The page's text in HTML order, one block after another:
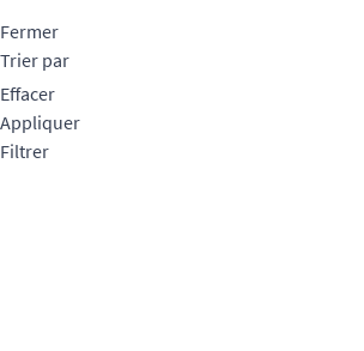
Fermer
Trier par
Effacer
Appliquer
Filtrer